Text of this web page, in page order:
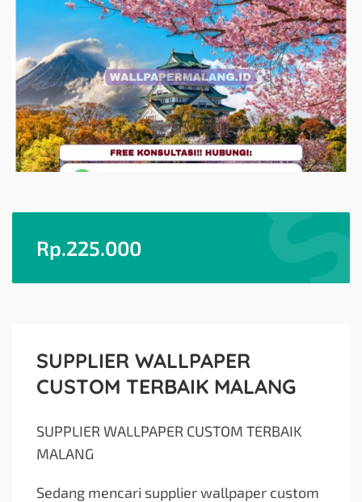
Rp.225.000
SUPPLIER WALLPAPER
CUSTOM TERBAIK MALANG
SUPPLIER WALLPAPER CUSTOM TERBAIK
MALANG
Sedang mencari supplier wallpaper custom